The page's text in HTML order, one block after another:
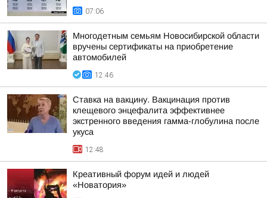
07:06
Многодетным семьям Новосибирской области
вручены сертификаты на приобретение
автомобилей
12:46
Ставка на вакцину. Вакцинация против
клещевого энцефалита эффективнее
экстренного введения гамма-глобулина после
укуса
12:48
Креативный форум идей и людей
«Новатория»